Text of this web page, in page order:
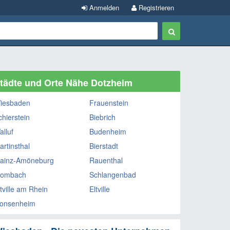
Registrieren
Anmelden
und Orte Nähe Dotzheim
Frauenstein
Biebrich
Budenheim
Bierstadt
Amöneburg
Rauenthal
Schlangenbad
am Rhein
Eltville